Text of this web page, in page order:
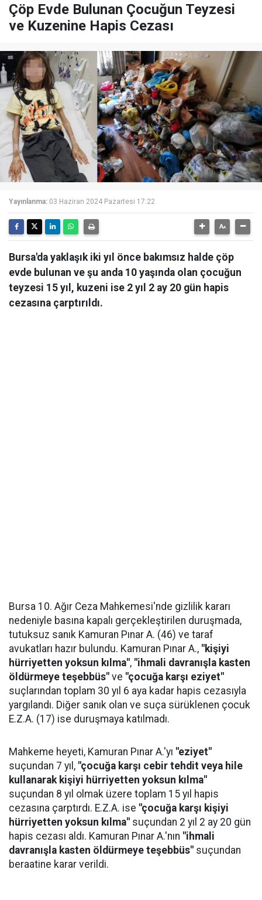
Çöp Evde Bulunan Çocuğun Teyzesi
ve Kuzenine Hapis Cezası
Yayınlanma: 03 Haziran 2024 Pazartesi 17:22
Bursa'da yaklaşık iki yıl önce bakımsız halde çöp
evde bulunan ve şu anda 10 yaşında olan çocuğun
teyzesi 15 yıl, kuzeni ise 2 yıl 2 ay 20 gün hapis
cezasına çarptırıldı.
Bursa 10. Ağır Ceza Mahkemesi'nde gizlilik kararı
nedeniyle basına kapalı gerçekleştirilen duruşmada,
tutuksuz sanık Kamuran Pınar A. (46) ve taraf
avukatları hazır bulundu. Kamuran Pınar A., "kişiyi
hürriyetten yoksun kılma", "ihmali davranışla kasten
öldürmeye teşebbüs" ve "çocuğa karşı eziyet"
suçlarından toplam 30 yıl 6 aya kadar hapis cezasıyla
yargılandı. Diğer sanık olan ve suça sürüklenen çocuk
E.Z.A. (17) ise duruşmaya katılmadı.
Mahkeme heyeti, Kamuran Pınar A.'yı "eziyet"
suçundan 7 yıl, "çocuğa karşı cebir tehdit veya hile
kullanarak kişiyi hürriyetten yoksun kılma"
suçundan 8 yıl olmak üzere toplam 15 yıl hapis
cezasına çarptırdı. E.Z.A. ise "çocuğa karşı kişiyi
hürriyetten yoksun kılma" suçundan 2 yıl 2 ay 20 gün
hapis cezası aldı. Kamuran Pınar A.'nın "ihmali
davranışla kasten öldürmeye teşebbüs" suçundan
beraatine karar verildi.